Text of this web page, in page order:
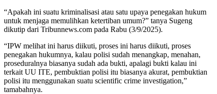
“Apakah ini suatu kriminalisasi atau satu upaya penegakan hukum
untuk menjaga memulihkan ketertiban umum?” tanya Sugeng
dikutip dari Tribunnews.com pada Rabu (3/9/2025).
“IPW melihat ini harus diikuti, proses ini harus diikuti, proses
penegakan hukumnya, kalau polisi sudah menangkap, menahan,
proseduralnya biasanya sudah ada bukti, apalagi bukti kalau ini
terkait UU ITE, pembuktian polisi itu biasanya akurat, pembuktian
polisi itu menggunakan suatu scientific crime investigation,”
tamabahnya.